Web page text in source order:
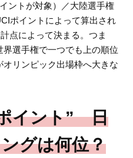
ントが対象）／大陸選手権
ポイントによって算出され
点によって決まる。つま
選手権で一つでも上の順位
リンピック出場枠へ大きな
イント” 日
グは何位？